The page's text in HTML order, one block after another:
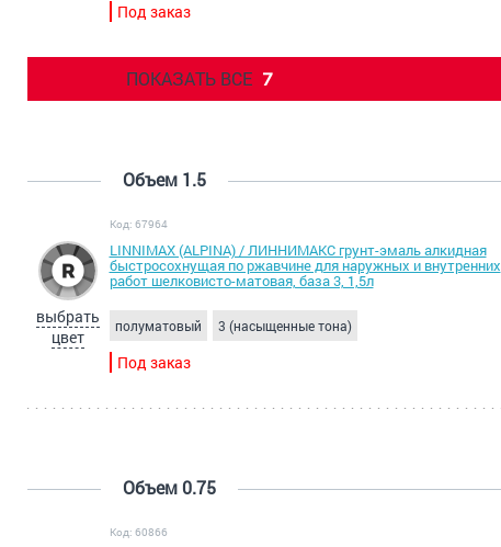
Под заказ
ПОКАЗАТЬ ВСЕ 7
Объем 1.5
выбрать
цвет
Код: 67964
LINNIMAX (ALPINA) / ЛИННИМАКС грунт-эмаль алкидная
быстросохнущая по ржавчине для наружных и внутренних
работ шелковисто-матовая, база 3, 1,5л
полуматовый 3 (насыщенные тона)
Под заказ
Объем 0.75
Код: 60866